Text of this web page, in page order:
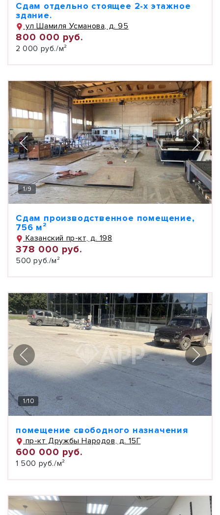
Сдам отдельно стоящее 2-х этажное
здание.
ул Шамиля Усманова, д. 95
800 000 руб.
2 000 руб./м²
1/9
Сдам производственное помещение,
756 м²
Казанский пр-кт, д. 198
378 000 руб.
500 руб./м²
1/10
помещение свободного назначения
пр-кт Дружбы Народов, д. 15Г
600 000 руб.
1 500 руб./м²